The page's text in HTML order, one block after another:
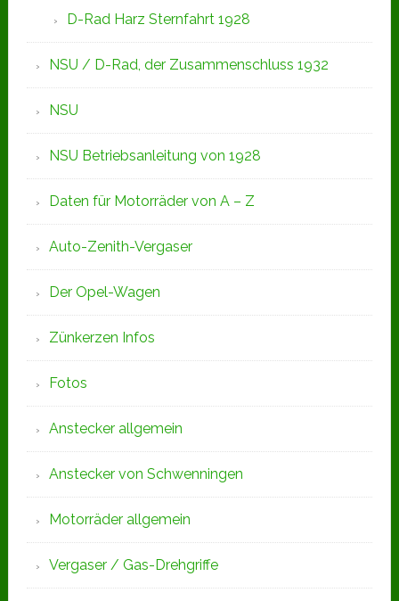
D-Rad Harz Sternfahrt 1928
NSU / D-Rad, der Zusammenschluss 1932
NSU
NSU Betriebsanleitung von 1928
Daten für Motorräder von A – Z
Auto-Zenith-Vergaser
Der Opel-Wagen
Zünkerzen Infos
Fotos
Anstecker allgemein
Anstecker von Schwenningen
Motorräder allgemein
Vergaser / Gas-Drehgriffe